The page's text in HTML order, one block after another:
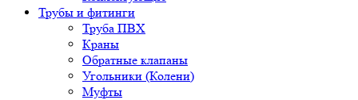
Трубы и фитинги
Труба ПВХ
Краны
Обратные клапаны
Угольники (Колени)
Муфты